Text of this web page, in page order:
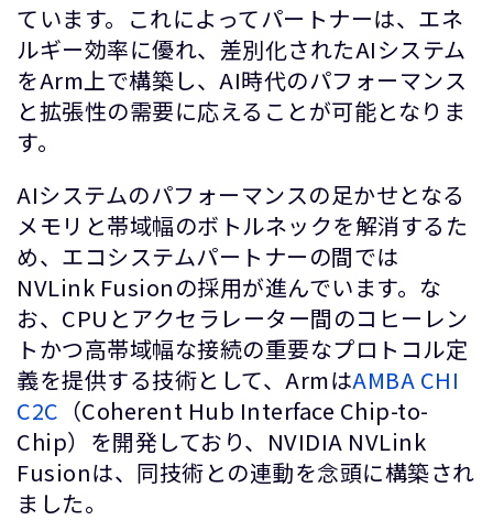
ています。これによってパートナーは、エネ
ルギー効率に優れ、差別化されたAIシステム
をArm上で構築し、AI時代のパフォーマンス
と拡張性の需要に応えることが可能となりま
す。
AIシステムのパフォーマンスの足かせとなる
メモリと帯域幅のボトルネックを解消するた
め、エコシステムパートナーの間では
NVLink Fusionの採用が進んでいます。な
お、CPUとアクセラレーター間のコヒーレン
トかつ高帯域幅な接続の重要なプロトコル定
義を提供する技術として、ArmはAMBA CHI
C2C （Coherent Hub Interface Chip-to-
Chip）を開発しており、NVIDIA NVLink
Fusionは、同技術との連動を念頭に構築され
ました。